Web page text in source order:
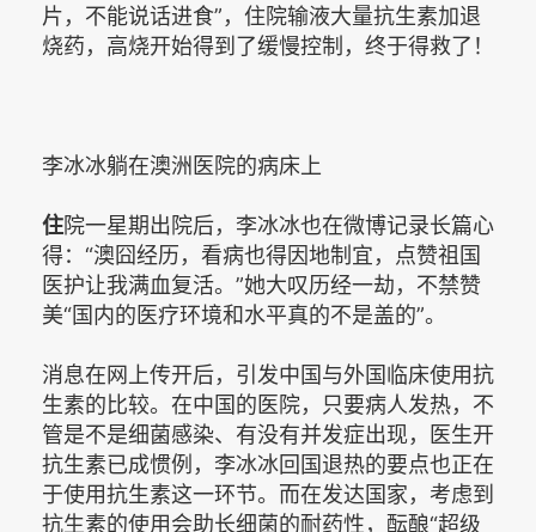
片，不能说话进食”，住院输液大量抗生素加退
烧药，高烧开始得到了缓慢控制，终于得救了！
李冰冰躺在澳洲医院的病床上
住院一星期出院后，李冰冰也在微博记录长篇心
得：“澳囧经历，看病也得因地制宜，点赞祖国
医护让我满血复活。”她大叹历经一劫，不禁赞
美“国内的医疗环境和水平真的不是盖的”。
消息在网上传开后，引发中国与外国临床使用抗
生素的比较。在中国的医院，只要病人发热，不
管是不是细菌感染、有没有并发症出现，医生开
抗生素已成惯例，李冰冰回国退热的要点也正在
于使用抗生素这一环节。而在发达国家，考虑到
抗生素的使用会助长细菌的耐药性，酝酿“超级